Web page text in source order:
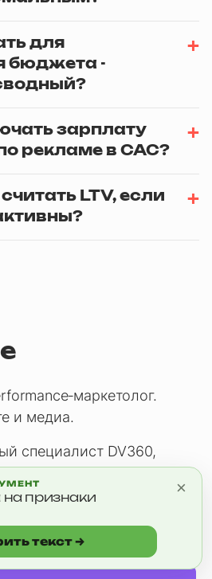
для
бюджета -
зарплату
рекламе в CAC?
LTV, если
и медиа.
специалист DV360,
Analytics.
проекта
×
на признаки
текст →